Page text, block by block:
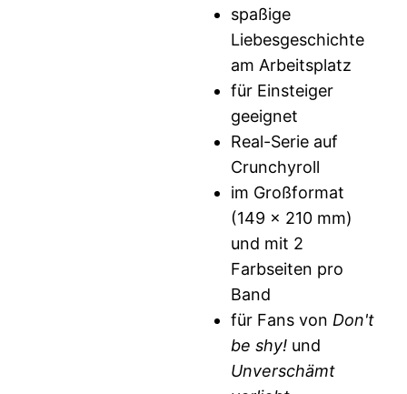
spaßige
Liebesgeschichte
am Arbeitsplatz
für Einsteiger
geeignet
Real-Serie auf
Crunchyroll
im Großformat
(149 x 210 mm)
und mit 2
Farbseiten pro
Band
für Fans von Don't
be shy! und
Unverschämt